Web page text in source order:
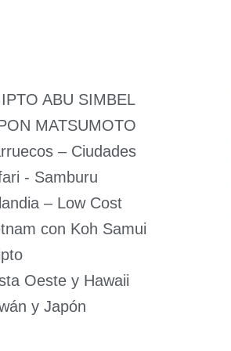
ABU SIMBEL
MATSUMOTO
– Ciudades
- Samburu
– Low Cost
con Koh Samui
Oeste y Hawaii
y Japón